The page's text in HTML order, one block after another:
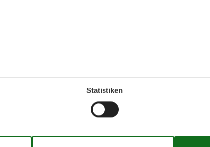
Küche
Wasserkocher
Statistiken